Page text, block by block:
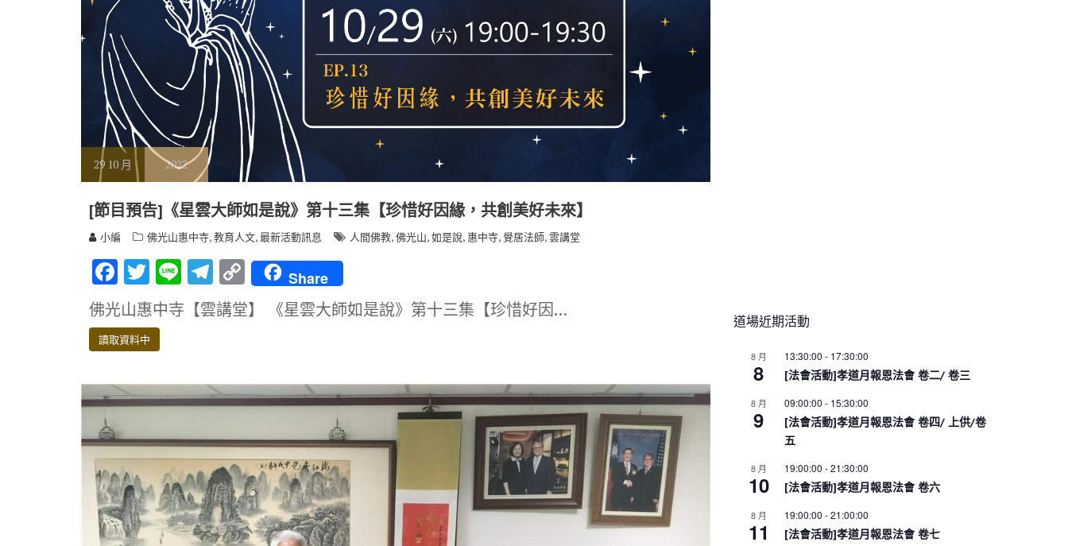
29 10 月 2022
[節目預告]《星雲大師如是說》第十三集【珍惜好因緣，共創美好未來】
小編 佛光山惠中寺,教育人文,最新活動訊息 人間佛教,佛光山,如是說, 惠中寺, 覺居法師,雲講堂
F
ac
e
b
o
k
T
w
it
te
Li
n
e
T
el
e
m
C
o
p
n
Share
佛光山惠中寺【雲講堂】 《星雲大師如是說》第十三集【珍惜好因…
讀取資料中
道場近期活動
8 月
8
13:30:00 - 17:30:00
[法會活動]孝道月報恩法會 卷二/ 卷三
8 月
9
09:00:00 - 15:30:00
[法會活動]孝道月報恩法會 卷四/ 上供/卷
五
8 月
10
19:00:00 -21:30:00
[法會活動]孝道月報恩法會 卷六
8 月
11
19:00:00 -21:00:00
[法會活動]孝道月報恩法會 卷七